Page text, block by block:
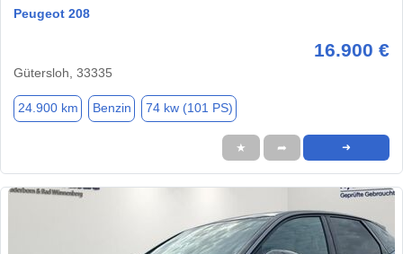
Peugeot 208
16.900 €
Gütersloh, 33335
24.900 km Benzin 74 kw (101 PS)
★ ➦ ➜